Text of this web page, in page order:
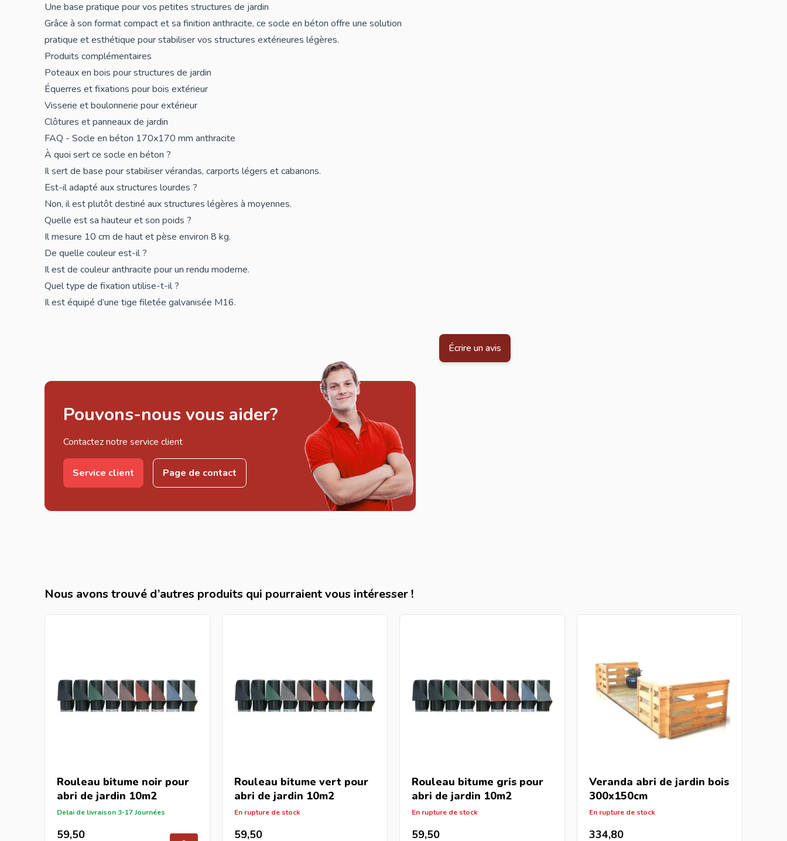
Une base pratique pour vos petites structures de jardin
Grâce à son format compact et sa finition anthracite, ce socle en béton offre une solution
pratique et esthétique pour stabiliser vos structures extérieures légères.
Produits complémentaires
Poteaux en bois pour structures de jardin
Équerres et fixations pour bois extérieur
Visserie et boulonnerie pour extérieur
Clôtures et panneaux de jardin
FAQ - Socle en béton 170x170 mm anthracite
À quoi sert ce socle en béton ?
Il sert de base pour stabiliser vérandas, carports légers et cabanons.
Est-il adapté aux structures lourdes ?
Non, il est plutôt destiné aux structures légères à moyennes.
Quelle est sa hauteur et son poids ?
Il mesure 10 cm de haut et pèse environ 8 kg.
De quelle couleur est-il ?
Il est de couleur anthracite pour un rendu moderne.
Quel type de fixation utilise-t-il ?
Il est équipé d’une tige filetée galvanisée M16.
Pouvons-nous vous aider?
Contactez notre service client
Service client Page de contact
Écrire un avis
Nous avons trouvé d’autres produits qui pourraient vous intéresser !
Rouleau bitume noir pour
abri de jardin 10m2
Delai de livraison 3-17 Journées
59,50
Rouleau bitume vert pour
abri de jardin 10m2
En rupture de stock
59,50
Rouleau bitume gris pour
abri de jardin 10m2
En rupture de stock
59,50
Veranda abri de jardin bois
300x150cm
En rupture de stock
334,80